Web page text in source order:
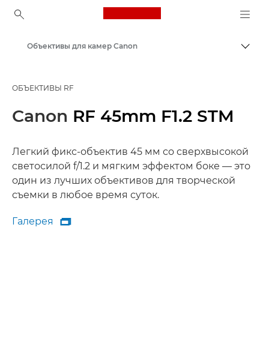
Canon Logo, back to
Объективы для камер Canon
ОБЪЕКТИВЫ RF
Canon RF 45mm F1.2 STM
Легкий фикс-объектив 45 мм со сверхвысокой
светосилой f/1.2 и мягким эффектом боке — это
один из лучших объективов для творческой
съемки в любое время суток.
Галерея
Галерея
